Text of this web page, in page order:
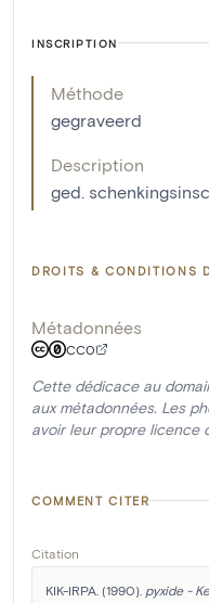
INSCRIPTION
Méthode
gegraveerd
Description
ged.
DROITS & CONDITIONS
Métadonnées
CC0
Cette dédicace au
aux métadonnées. Les
avoir leur propre licence
COMMENT CITER
Citation
KIK-IRPA. (1990). pyxide -